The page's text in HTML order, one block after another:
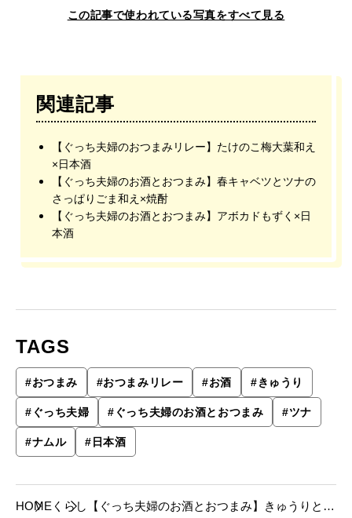
この記事で使われている写真をすべて見る
関連記事
【ぐっち夫婦のおつまみリレー】たけのこ梅大葉和え
×日本酒
【ぐっち夫婦のお酒とおつまみ】春キャベツとツナの
さっぱりごま和え×焼酎
【ぐっち夫婦のお酒とおつまみ】アボカドもずく×日
本酒
TAGS
#おつまみ #おつまみリレー #お酒 #きゅうり
# ぐっち夫婦 # ぐっち夫婦のお酒とおつまみ #ツナ
#ナムル # 日本酒
HOME くらし
【ぐっち夫婦のお酒とおつまみ】きゅうりとツ